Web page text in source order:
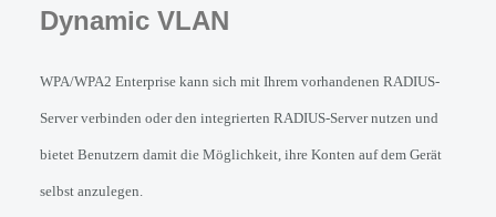
Dynamic VLAN
WPA/WPA2 Enterprise kann sich mit Ihrem vorhandenen RADIUS-
Server verbinden oder den integrierten RADIUS-Server nutzen und
bietet Benutzern damit die Möglichkeit, ihre Konten auf dem Gerät
selbst anzulegen.